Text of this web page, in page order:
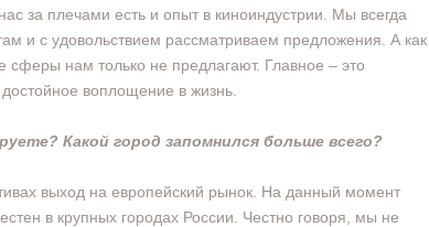
за плечами есть и опыт в киноиндустрии. Мы всегда
и с удовольствием рассматриваем предложения. А как
сферы нам только не предлагают. Главное – это
воплощение в жизнь.
Какой город запомнился больше всего?
выход на европейский рынок. На данный момент
в крупных городах России. Честно говоря, мы не